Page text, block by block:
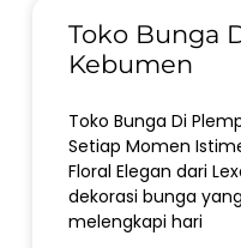
Toko Bunga
Kebumen
Toko Bunga Di
Setiap Momen
Floral Elegan dari
dekorasi bunga
melengkapi hari